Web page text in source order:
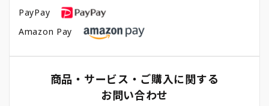
PayPay
Amazon Pay
商品・サービス・ご購入に関する
お問い合わせ